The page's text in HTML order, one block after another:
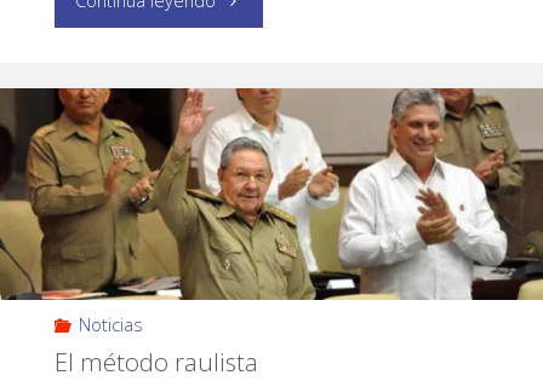
Noticias
El método raulista